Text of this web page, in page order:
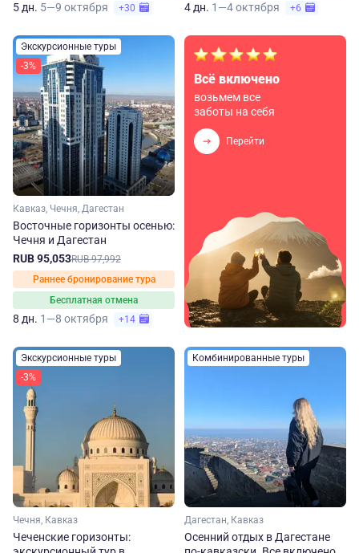
5 дн. 5—9 октября +30 4 дн. 1—4 октября +6
Экскурсионные туры
-3%
Кавказ, Чечня, Дагестан
Восточные горизонты осенью:
Чечня и Дагестан
RUB 95,053RUB 97,992
Раннее бронирование тура
Бесплатная отмена
8 дн. 1—8 октября +14
Всё включено
возьмем все
заботы на себя
Перейти
Экскурсионные туры
-3%
Чечня, Кавказ
Чеченские горизонты:
Комбинированные туры
Дагестан, Кавказ
Осенний отдых в Дагестане